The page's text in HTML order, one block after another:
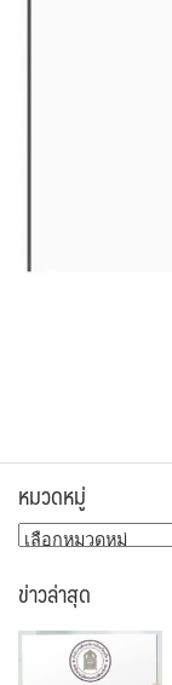
หมวดหมู่
หมวด
ข่าวล่าสุด